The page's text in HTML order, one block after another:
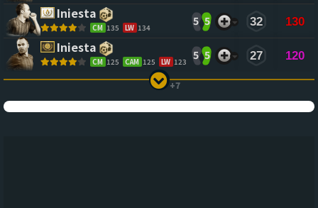
Iniesta
CM 135 LW 134
5 5 32 130
Iniesta
CM 125 CAM 125 LW 123
5 5 27 120
+7